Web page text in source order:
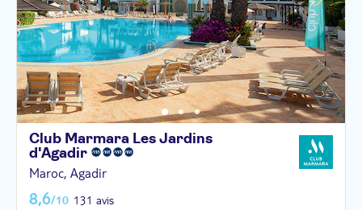
Club Marmara Les Jardins
d'Agadir
Maroc, Agadir
8,6/10 131 avis